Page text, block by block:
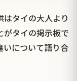
タイの大人より
がタイの掲示板で
いについて語り合